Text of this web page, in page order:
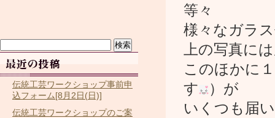
等々
様々なガラ
上の写真に
このほかに
す
）が
いくつも届
索:
伝統工芸ワークショップ事前申
込フォーム[8月2日(日)]
伝統工芸ワークショップのご案